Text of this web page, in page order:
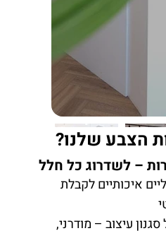
הצבע שלנו?
איכותיים לקבלת
עיצוב – מודרני,